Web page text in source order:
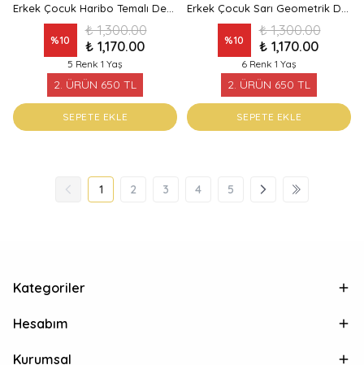
%10
₺ 1,300.00
₺ 1,170.00
5 Renk 1 Yaş
2. ÜRÜN 650 TL
SEPETE EKLE
%10
₺ 1,300.00
₺ 1,170.00
6 Renk 1 Yaş
2. ÜRÜN 650 TL
SEPETE EKLE
1 2 3 4 5
Kategoriler
Hesabım
Kurumsal